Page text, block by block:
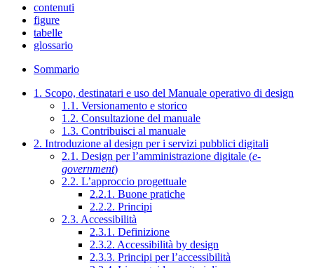
contenuti
figure
tabelle
glossario
Sommario
1. Scopo, destinatari e uso del Manuale operativo di design
1.1. Versionamento e storico
1.2. Consultazione del manuale
1.3. Contribuisci al manuale
2. Introduzione al design per i servizi pubblici digitali
2.1. Design per l’amministrazione digitale (e-
government)
2.2. L’approccio progettuale
2.2.1. Buone pratiche
2.2.2. Principi
2.3. Accessibilità
2.3.1. Definizione
2.3.2. Accessibilità by design
2.3.3. Principi per l’accessibilità